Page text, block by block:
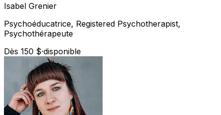
Isabel Grenier
Psychoéducatrice, Registered Psychotherapist,
Psychothérapeute
Dès 150 $·disponible